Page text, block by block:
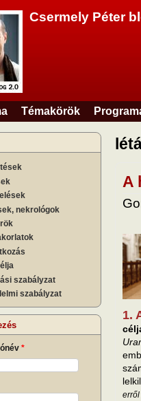
Csermely Péter
Témakörök
A
1.
erről
nekrológok
szabályzat
szabályzat
*